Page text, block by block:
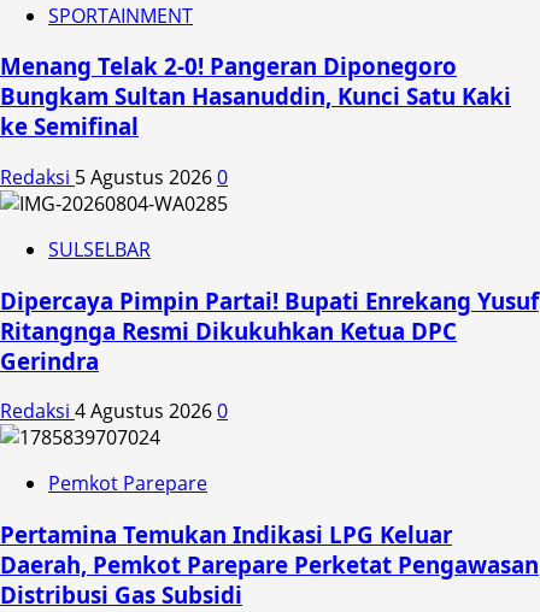
SPORTAINMENT
Menang Telak 2-0! Pangeran Diponegoro
Bungkam Sultan Hasanuddin, Kunci Satu Kaki
ke Semifinal
Redaksi 5 Agustus 20260
SULSELBAR
Dipercaya Pimpin Partai! Bupati Enrekang Yusuf
Ritangnga Resmi Dikukuhkan Ketua DPC
Gerindra
Redaksi 4 Agustus 20260
Pemkot Parepare
Pertamina Temukan Indikasi LPG Keluar
Daerah, Pemkot Parepare Perketat Pengawasan
Distribusi Gas Subsidi